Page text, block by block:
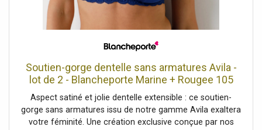
Soutien-gorge dentelle sans armatures Avila -
lot de 2 - Blancheporte Marine + Rougee 105
Unisex
Aspect satiné et jolie dentelle extensible : ce soutien-
gorge sans armatures issu de notre gamme Avila exaltera
votre féminité. Une création exclusive conçue par nos